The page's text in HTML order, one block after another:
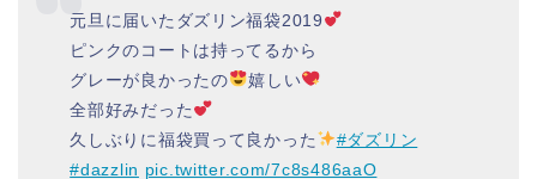
元旦に届いたダズリン福袋2019
ピンクのコートは持ってるから
グレーが良かったの
嬉しい
全部好みだった
久しぶりに福袋買って良かった
#ダズリン
#dazzlin pic.twitter.com/7c8s486aaO